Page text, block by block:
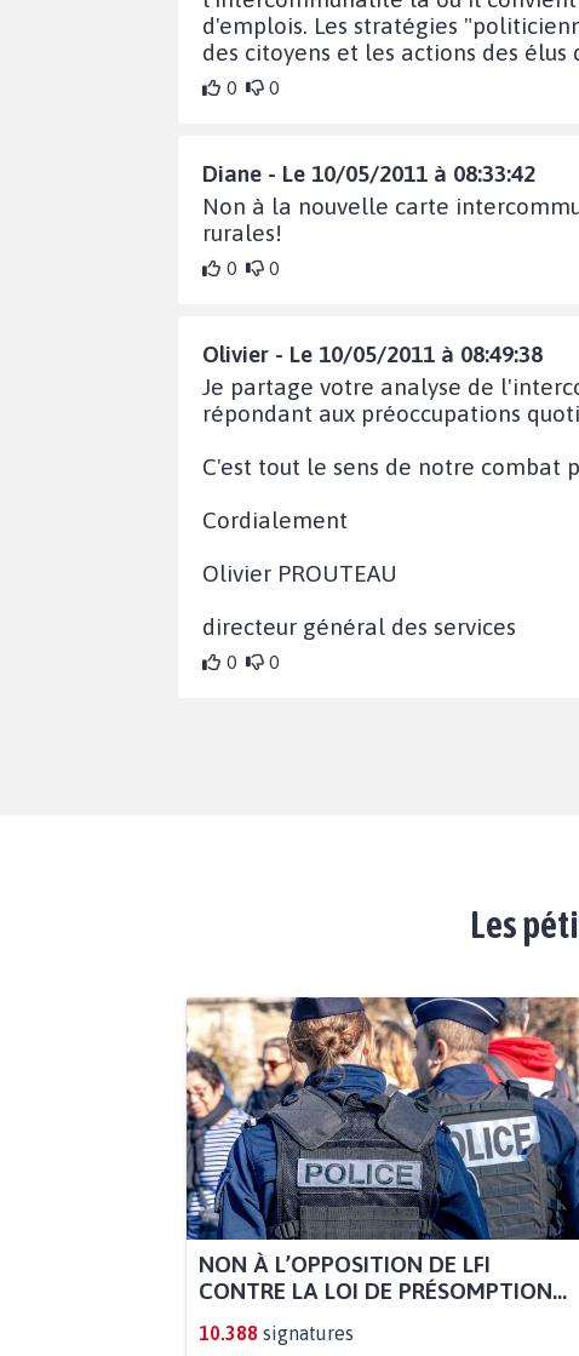
d'emplois. Les stratégies
des citoyens et les actions des
0 0
Diane - Le 10/05/2011 à 08:33:42
Non à la nouvelle carte
rurales!
0 0
Olivier - Le 10/05/2011 à 08:49:38
Je partage votre analyse de
répondant aux préoccupations
C'est tout le sens de notre combat
Cordialement
Olivier PROUTEAU
directeur général des services
0 0
Les
NON À L’OPPOSITION DE LFI
CONTRE LA LOI DE PRÉSOMPTION...
10.388 signatures